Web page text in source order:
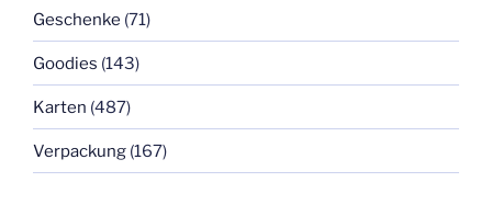
Geschenke (71)
Goodies (143)
Karten (487)
Verpackung (167)